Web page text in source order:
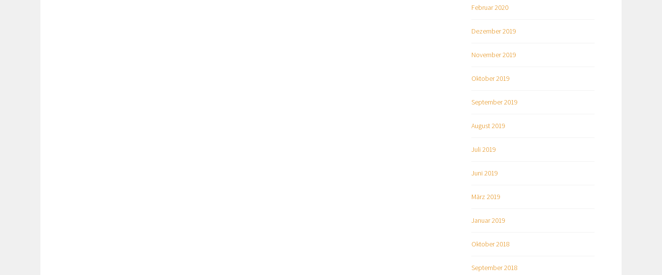
Februar 2020
Dezember 2019
November 2019
Oktober 2019
September 2019
August 2019
Juli 2019
Juni 2019
März 2019
Januar 2019
Oktober 2018
September 2018